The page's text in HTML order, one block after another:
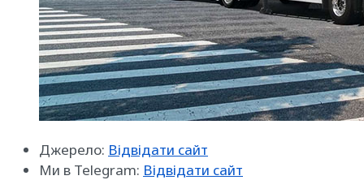
Джерело: Відвідати сайт
Ми в Telegram: Відвідати сайт